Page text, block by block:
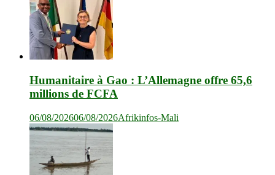
Humanitaire à Gao : L’Allemagne offre 65,6
millions de FCFA
06/08/202606/08/2026Afrikinfos-Mali